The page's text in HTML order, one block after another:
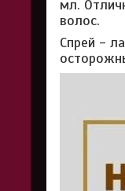
мл.
волос.
Спрей -